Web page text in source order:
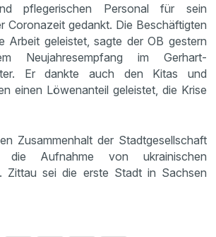
pflegerischen Personal für sein
Coronazeit gedankt. Die Beschäftigten
Arbeit geleistet, sagte der OB gestern
Neujahresempfang im Gerhart-
Er dankte auch den Kitas und
einen Löwenanteil geleistet, die Krise
Zusammenhalt der Stadtgesellschaft
die Aufnahme von ukrainischen
Zittau sei die erste Stadt in Sachsen